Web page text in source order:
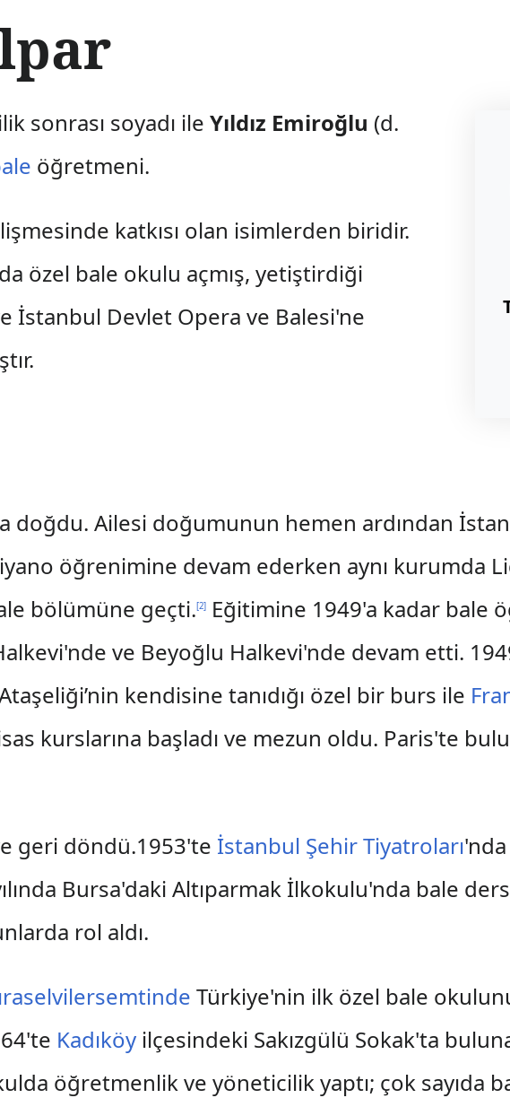
sonrası soyadı ileYıldız Emiroğlu (d.
öğretmeni.
katkısı olan isimlerden biridir.
özel bale okulu açmış, yetiştirdiği
İstanbul Devlet Opera ve Balesi'ne
doğdu. Ailesi doğumunun hemen ardından
öğrenimine devam ederken aynı kurumda
bölümüne geçti.[2]
Eğitimine 1949'a kadar bale
ve Beyoğlu Halkevi'nde devam etti.
kendisine tanıdığı özel bir burs ile
kurslarına başladı ve mezun oldu. Paris'te
geri döndü.1953'te İstanbul Şehir Tiyatroları
Bursa'daki Altıparmak İlkokulu'nda bale
rol aldı.
Türkiye'nin ilk özel bale
Kadıköy ilçesindeki Sakızgülü Sokak'ta
öğretmenlik ve yöneticilik yaptı; çok sayıda